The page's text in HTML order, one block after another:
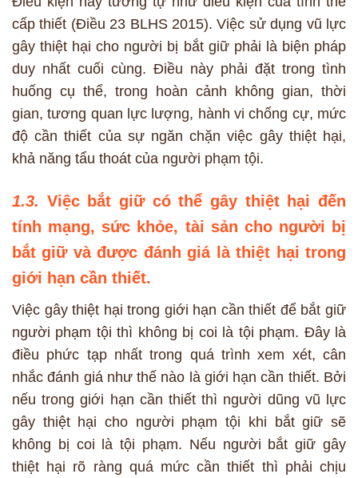
cấp thiết (Điều 23 BLHS 2015). Việc sử dụng vũ lực
gây thiệt hại cho người bị bắt giữ phải là biện pháp
duy nhất cuối cùng. Điều này phải đặt trong tình
huống cụ thể, trong hoàn cảnh không gian, thời
gian, tương quan lực lượng, hành vi chống cự, mức
độ cần thiết của sự ngăn chặn việc gây thiệt hại,
khả năng tẩu thoát của người phạm tội.
1.3. Việc bắt giữ có thể gây thiệt hại đến
tính mạng, sức khỏe, tài sản cho người bị
bắt giữ và được đánh giá là thiệt hại trong
giới hạn cần thiết.
Việc gây thiệt hại trong giới hạn cần thiết để bắt giữ
người phạm tội thì không bị coi là tội phạm. Đây là
điều phức tạp nhất trong quá trình xem xét, cân
nhắc đánh giá như thế nào là giới hạn cần thiết. Bởi
nếu trong giới hạn cần thiết thì người dũng vũ lực
gây thiệt hại cho người phạm tội khi bắt giữ sẽ
không bị coi là tội phạm. Nếu người bắt giữ gây
thiệt hại rõ ràng quá mức cần thiết thì phải chịu